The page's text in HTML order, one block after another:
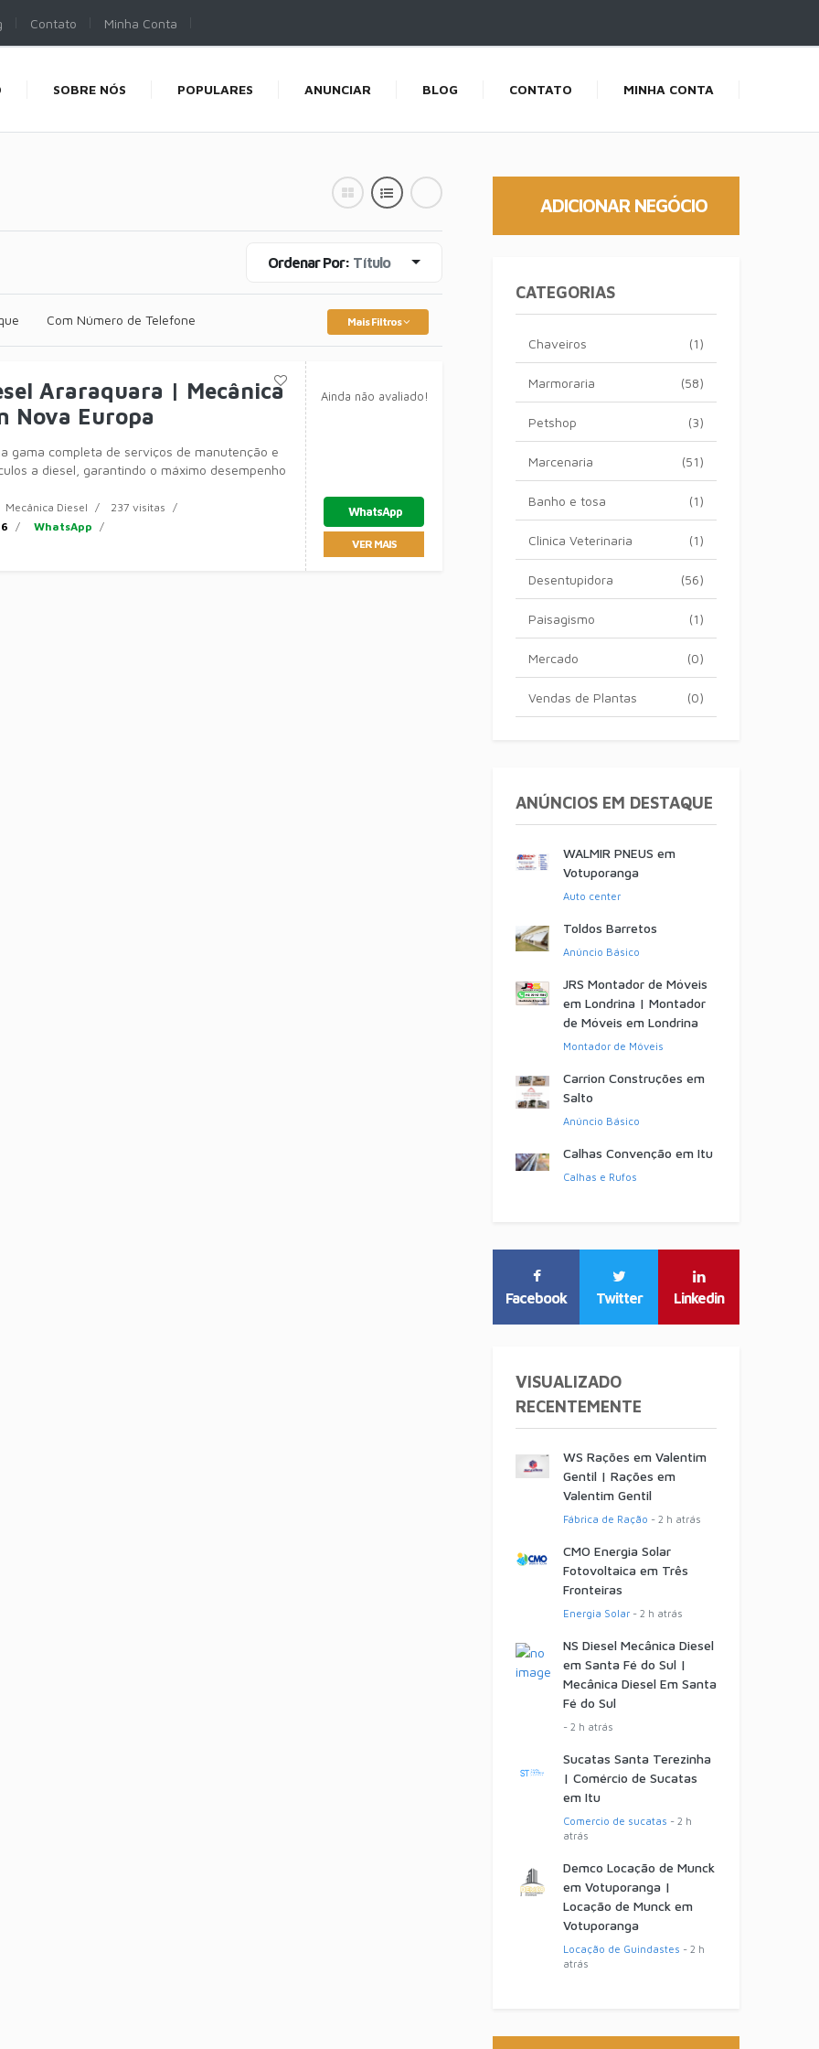
Contato Minha Conta
SOBRE NÓS POPULARES ANUNCIAR BLOG CONTATO MINHA CONTA
Ordenar Por: Título
Com Número de Telefone Mais Filtros
Araraquara | Mecânica
Nova Europa
gama completa de serviços de manutenção e
a diesel, garantindo o máximo desempenho
Mecânica Diesel
237 visitas
WhatsApp
Ainda não avaliado!
WhatsApp
VER MAIS
ADICIONAR NEGÓCIO
CATEGORIAS
(1)
Chaveiros
(58)
Marmoraria
(3)
Petshop
(51)
Marcenaria
(1)
Banho e tosa
(1)
Clinica Veterinaria
(56)
Desentupidora
(1)
Paisagismo
(0)
Mercado
(0)
Vendas de Plantas
ANÚNCIOS EM DESTAQUE
WALMIR PNEUS em
Votuporanga
Auto center
Toldos Barretos
Anúncio Básico
JRS Montador de Móveis
em Londrina | Montador
de Móveis em Londrina
Montador de Móveis
Carrion Construções em
Salto
Anúncio Básico
Calhas Convenção em Itu
Calhas e Rufos
Facebook Twitter Linkedin
VISUALIZADO
RECENTEMENTE
WS Rações em Valentim
Gentil | Rações em
Valentim Gentil
Fábrica de Ração - 2 h atrás
CMO Energia Solar
Fotovoltaica em Três
Fronteiras
Energia Solar- 2 h atrás
NS Diesel Mecânica Diesel
em Santa Fé do Sul |
Mecânica Diesel Em Santa
Fé do Sul
- 2 h atrás
Sucatas Santa Terezinha
| Comércio de Sucatas
em Itu
Comercio de sucatas - 2 h
atrás
Demco Locação de Munck
em Votuporanga |
Locação de Munck em
Votuporanga
Locação de Guindastes - 2 h
atrás